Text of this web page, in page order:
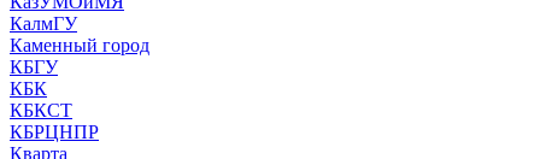
КалмГУ
Каменный город
КБГУ
КБК
КБКСТ
КБРЦНПР
Кварта